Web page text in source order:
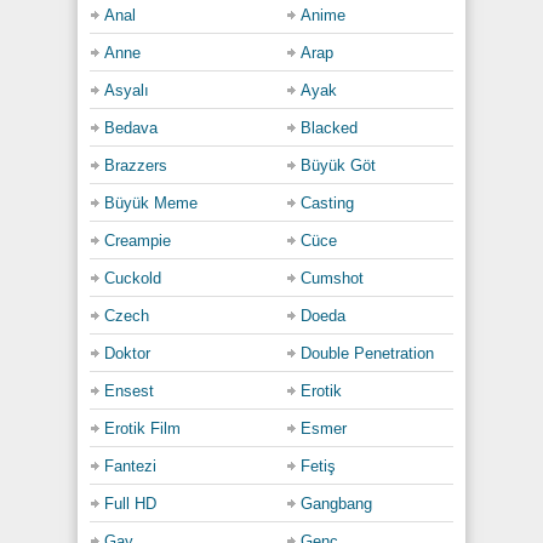
avucuna alıp delicesine sıktı ve çekmeye devam
etti. Göğsünü yumrukladıktan sonra sonunda
kendinden geçercesine klimaks yaşadı milf; yarak
ucundan köpük köpük beyaz sıvılar fışkırıyor,
eteğinin altından damla damla akıyordu.
Bahçede başlayan bu hararetli masturbasyon oyunu
artık bittiğinde vücudu gevşemiş ancak ateşi
sönmemişti hâlâ. İçerideki o adamın hayaliyle
yanıp tutuşurken kendisini tamamen teslim etmişti
o an şehvetin kollarına…
Category:
Anal Anime
Anne Arap
Asyalı Ayak
Bedava Blacked
Brazzers Büyük Göt
Büyük Meme Casting
Creampie Cüce
Cuckold Cumshot
Czech Doeda
Doktor Double Penetration
Ensest Erotik
Erotik Film Esmer
Fantezi Fetiş
Full HD Gangbang